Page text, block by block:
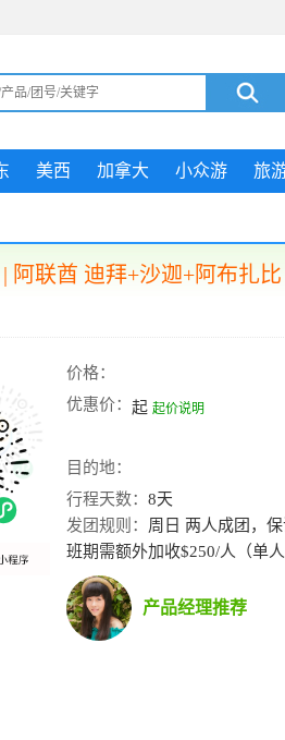
美西 加拿大 小众游 旅
阿联酋 迪拜+沙迦+阿布扎
价格：
优惠价： 起 起价说明
目的地：
行程天数： 8天
发团规则： 周日 两人成团，
班期需额外加收$250/人（单
产品经理推荐